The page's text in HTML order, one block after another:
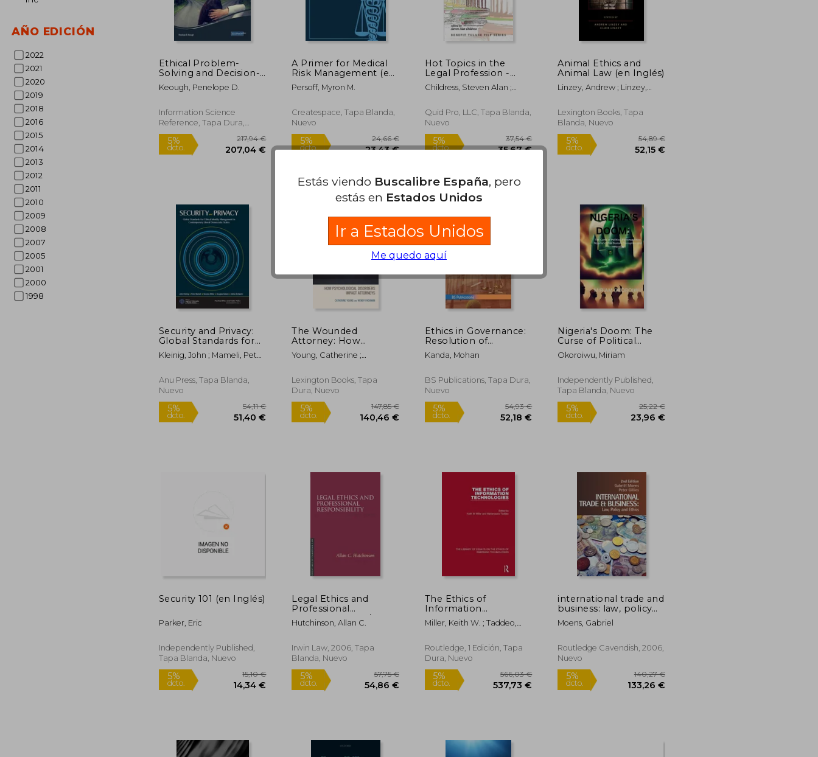
AÑO EDICIÓN
2022
2021
2020
2019
2018
2016
2015
2014
2013
2012
2011
2010
2009
2008
2007
2005
2001
2000
1998
Ethical Problem-
Solving and Decision-
Making for Positive
and Conclusive
Keough, Penelope D.
Information Science
Reference, Tapa Dura,
Nuevo
5%
dcto.
217,94 €
A Primer for Medical
Risk Management (en
Inglés)
Persoff, Myron M.
Createspace, Tapa Blanda,
Nuevo
5%
dcto.
24,66 €
Hot Topics in the
Legal Profession -
2017 (en Inglés)
Childress, Steven Alan ;
Quid Pro, LLC, Tapa Blanda,
Nuevo
5%
dcto.
37,54 €
35,67 €
Animal Ethics and
Animal Law (en Inglés)
Linzey, Andrew ; Linzey,
Lexington Books, Tapa
Blanda, Nuevo
5%
dcto.
Security and Privacy:
Global Standards for
Ethical Identity
Management in
Democratic States (en
Inglés)
Kleinig, John ; Mameli, Peter
Anu Press, Tapa Blanda,
Nuevo
5%
The Wounded
Attorney: How
Psychological
Disorders Impact
Young, Catherine ;
Lexington Books, Tapa
Dura, Nuevo
5% 147,85 €
Ethics in Governance:
Resolution of
Dilemmas with Case
Studies (en Inglés)
Kanda, Mohan
BS Publications, Tapa Dura,
Nuevo
5% 54,93 €
Nigeria's Doom: The
Curse of Political
Patronage How
Nigeria's Elites Sustain
Inequality (en Inglés)
Okoroiwu, Miriam
Independently Published,
Tapa Blanda, Nuevo
5%
Security 101 (en Inglés)
Parker, Eric
Independently Published,
Tapa Blanda, Nuevo
Legal Ethics and
Professional
Responsibility, 2/E (en
Inglés)
Hutchinson, Allan C.
Irwin Law, 2006, Tapa
Blanda, Nuevo
The Ethics of
Information
Technologies (en
Inglés)
Miller, Keith W. ; Taddeo,
Routledge, 1 Edición, Tapa
Dura, Nuevo
international trade and
business: law, policy
and ethics (en Inglés)
Moens, Gabriel
Routledge Cavendish, 2006,
Nuevo
Estás viendo Buscalibre España, pero
estás en Estados Unidos
Ir a Estados Unidos
Me quedo aquí